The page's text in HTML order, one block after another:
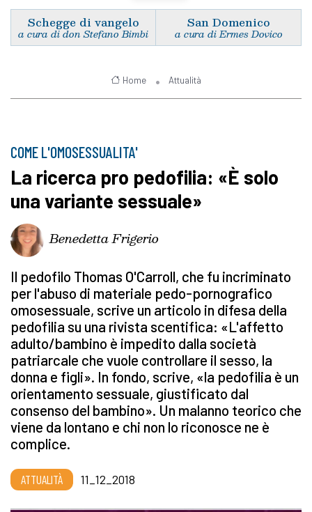
Schegge di vangelo
a cura di don Stefano Bimbi
San Domenico
a cura di Ermes Dovico
Home Attualità
COME L'OMOSESSUALITA'
La ricerca pro pedofilia: «È solo
una variante sessuale»
Benedetta Frigerio
Il pedofilo Thomas O'Carroll, che fu incriminato
per l'abuso di materiale pedo-pornografico
omosessuale, scrive un articolo in difesa della
pedofilia su una rivista scentifica: «L'affetto
adulto/bambino è impedito dalla società
patriarcale che vuole controllare il sesso, la
donna e figli». In fondo, scrive, «la pedofilia è un
orientamento sessuale, giustificato dal
consenso del bambino». Un malanno teorico che
viene da lontano e chi non lo riconosce ne è
complice.
ATTUALITÀ 11_12_2018